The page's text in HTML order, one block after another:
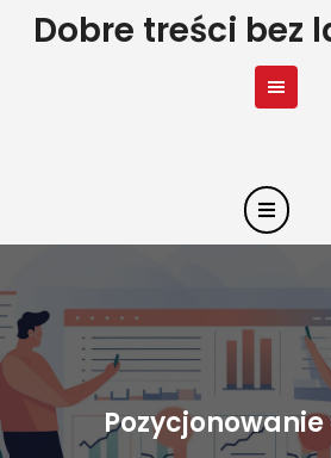
SkipDobre treści bez
Pozycjonowanie